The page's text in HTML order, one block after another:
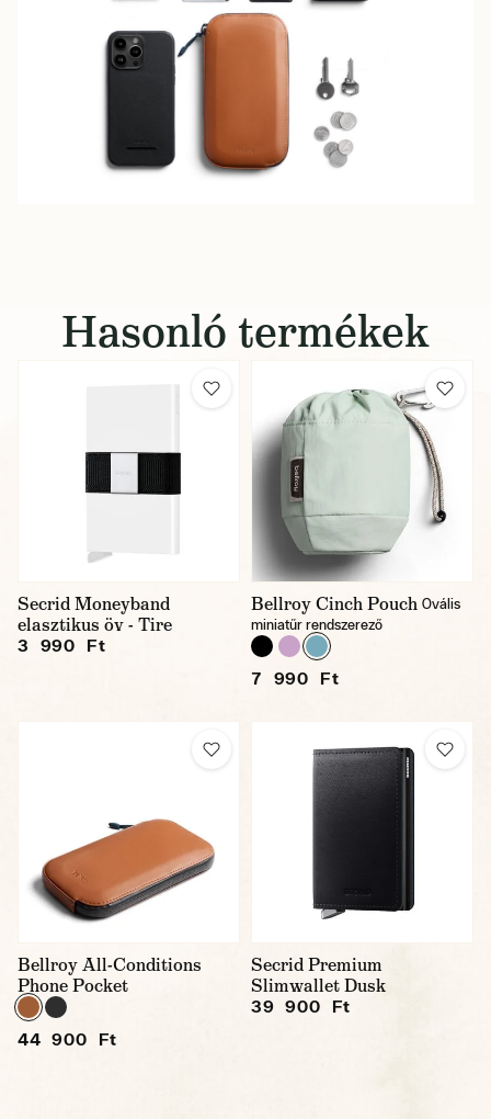
Hasonló termékek
Secrid Moneyband
elasztikus öv - Tire
3 990 Ft
Bellroy Cinch Pouch Ovális
miniatűr rendszerező
7 990 Ft
Bellroy All-Conditions
Phone Pocket
44 900 Ft
Secrid Premium
Slimwallet Dusk
39 900 Ft